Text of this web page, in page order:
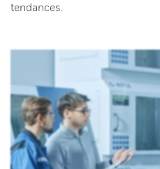
tendances.